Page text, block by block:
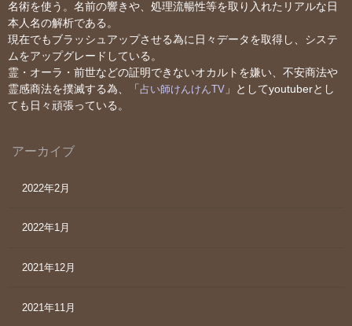
名術を使う。名前の響きや、処理流暢性等を取り入れたリアルな日
本人名の解析である。
現在でもブラッシュアップさせる為に日々データを取得し、システ
ムをアップグレードしている。
霊・オーラ・前世などの証明できないオカルトを嫌い、不安商法や
霊感商法を撲滅する為、「 占い師けんけんTV 」としてyoutuberとし
ても日々頑張っている。
アーカイブ
2022年2月
2022年1月
2021年12月
2021年11月